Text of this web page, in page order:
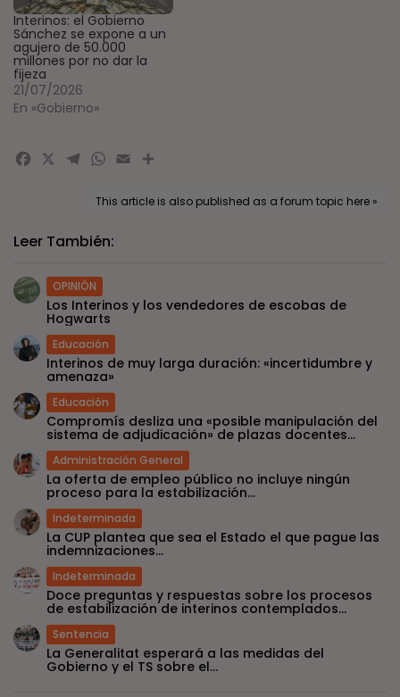
Interinos: el Gobierno
Sánchez se expone a un
agujero de 50.000
millones por no dar la
fijeza
21/07/2026
En «Gobierno»
Facebook
X Telegram
WhatsApp
EmailCompartir
This article is also published as a forum topic here »
Leer También:
OPINIÓN
Los Interinos y los vendedores de escobas de
Hogwarts
Educación
Interinos de muy larga duración: «incertidumbre y
amenaza»
Educación
Compromís desliza una «posible manipulación del
sistema de adjudicación» de plazas docentes...
Administración General
La oferta de empleo público no incluye ningún
proceso para la estabilización...
Indeterminada
La CUP plantea que sea el Estado el que pague las
indemnizaciones...
Indeterminada
Doce preguntas y respuestas sobre los procesos
de estabilización de interinos contemplados...
Sentencia
La Generalitat esperará a las medidas del
Gobierno y el TS sobre el...